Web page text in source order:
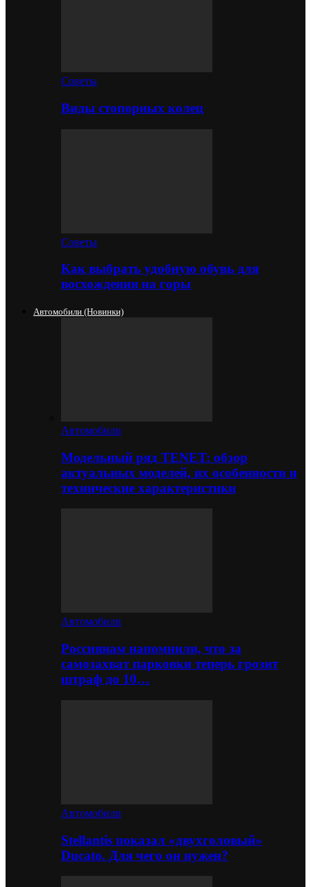
Советы
Виды стопорных колец
Советы
Как выбрать удобную обувь для
восхождения на горы
Автомобили (новинки)
Автомобили
Модельный ряд TENET: обзор
актуальных моделей, их особенности и
технические характеристики
Автомобили
Россиянам напомнили, что за
самозахват парковки теперь грозит
штраф до 10…
Автомобили
Stellantis показал «двухголовый»
Ducato. Для чего он нужен?